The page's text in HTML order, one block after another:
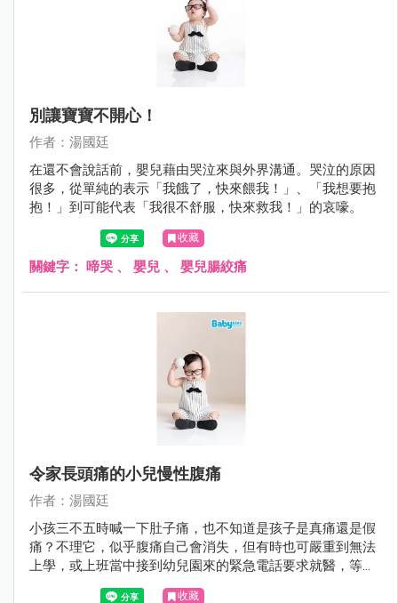
別讓寶寶不開心！
作者：湯國廷
在還不會說話前，嬰兒藉由哭泣來與外界溝通。哭泣的原因
很多，從單純的表示「我餓了，快來餵我！」、「我想要抱
抱！」到可能代表「我很不舒服，快來救我！」的哀嚎。
收藏
關鍵字： 啼哭 、 嬰兒 、 嬰兒腸絞痛
令家長頭痛的小兒慢性腹痛
作者：湯國廷
小孩三不五時喊一下肚子痛，也不知道是孩子是真痛還是假
痛？不理它，似乎腹痛自己會消失，但有時也可嚴重到無法
上學，或上班當中接到幼兒園來的緊急電話要求就醫，等真
正帶小孩到醫院時，他又說不痛了。久而久之，腹痛好像是
收藏